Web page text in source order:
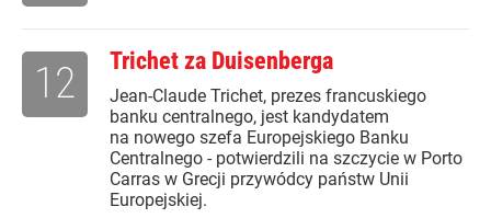
Trichet za Duisenberga
Jean-Claude Trichet, prezes francuskiego
banku centralnego, jest kandydatem
na nowego szefa Europejskiego Banku
Centralnego - potwierdzili na szczycie w Porto
Carras w Grecji przywódcy państw Unii
Europejskiej.
12